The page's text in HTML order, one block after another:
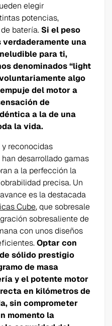
elegir
potencias,
batería. Si el peso
una
para ti,
denominados “light
algo
del motor a
de
a la de una
la vida.
reconocidas
desarrollado gamas
a la perfección la
precisa. Un
es la destacada
Cube, que sobresale
sobresaliente de
con unos diseños
Optar con
sólido prestigio
de masa
y el potente motor
en kilómetros de
sin comprometer
momento la